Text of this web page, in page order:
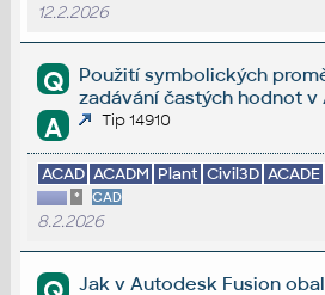
12.2.2026
Q
Použití symbolických
zadávání častých hodnot v
A Tip 14910
ACAD ACADM Plant Civil3D ACADE
* CAD
8.2.2026
Jak v Autodesk Fusion